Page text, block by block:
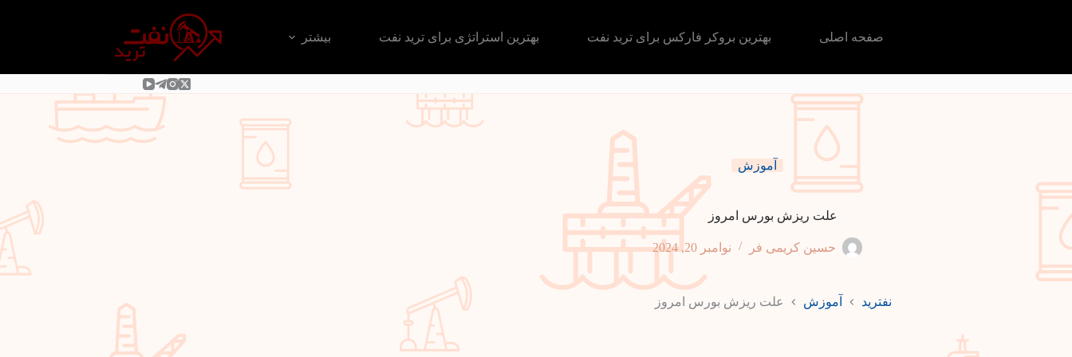
صفحه اصلی بهترین بروکر فارکس برای ترید نفت بهترین استراتژی برای ترید نفت بیشتر
آموزش
علت ریزش بورس امروز
حسین کریمی فر نوامبر 20, 2024
نفترید آموزش علت ریزش بورس امروز